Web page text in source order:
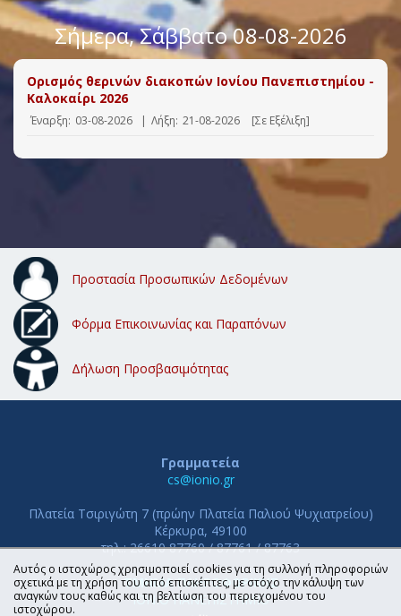
Σήμερα, Σάββατο 08-08-2026
Ορισμός θερινών διακοπών Ιονίου Πανεπιστημίου -
Καλοκαίρι 2026
Έναρξη: 03-08-2026 | Λήξη: 21-08-2026 [Σε Εξέλιξη]
Προστασία Προσωπικών Δεδομένων
Φόρμα Επικοινωνίας και Παραπόνων
Δήλωση Προσβασιμότητας
Γραμματεία
cs@ionio.gr
Πλατεία Τσιριγώτη 7 (πρώην Πλατεία Παλιού Ψυχιατρείου)
Κέρκυρα, 49100
τηλ.: 26610 87760 / 87761 / 87763
ΤΜΗΜΑ ΠΛΗΡΟΦΟΡΙΚΗΣ
ΙΟΝΙΟ ΠΑΝΕΠΙΣΤΗΜΙΟ
Αυτός ο ιστοχώρος χρησιμοποιεί cookies για τη συλλογή πληροφοριών
σχετικά με τη χρήση του από επισκέπτες, με στόχο την κάλυψη των
αναγκών τους καθώς και τη βελτίωση του περιεχομένου του
ιστοχώρου.